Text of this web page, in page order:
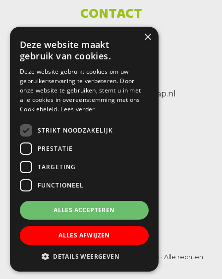
CONTACT
SBO De Wenteltrap
Sint Petersburglaan 25
tel.: +31 (0)30 6884656
e-mail: info@sbodewenteltrap.nl
© Copyright 2019 - 2026SBO De Wenteltrap · Alle rechten
×
Deze website maakt
gebruik van cookies.
Deze website gebruikt cookies om uw
gebruikerservaring te verbeteren. Door
onze website te gebruiken, stemt u in met
alle cookies in overeenstemming met ons
Cookiebeleid. Lees verder
STRIKT NOODZAKELIJK
PRESTATIE
TARGETING
FUNCTIONEEL
ALLES ACCEPTEREN
ALLES AFWIJZEN
DETAILS WEERGEVEN